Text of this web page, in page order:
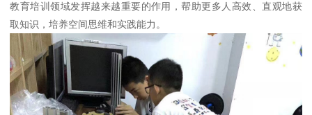
教育培训领域发挥越来越重要的作用，帮助更多人高效、直观地获
取知识，培养空间思维和实践能力。